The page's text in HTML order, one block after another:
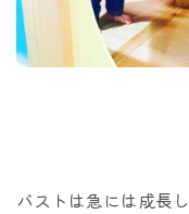
バストは急には成長